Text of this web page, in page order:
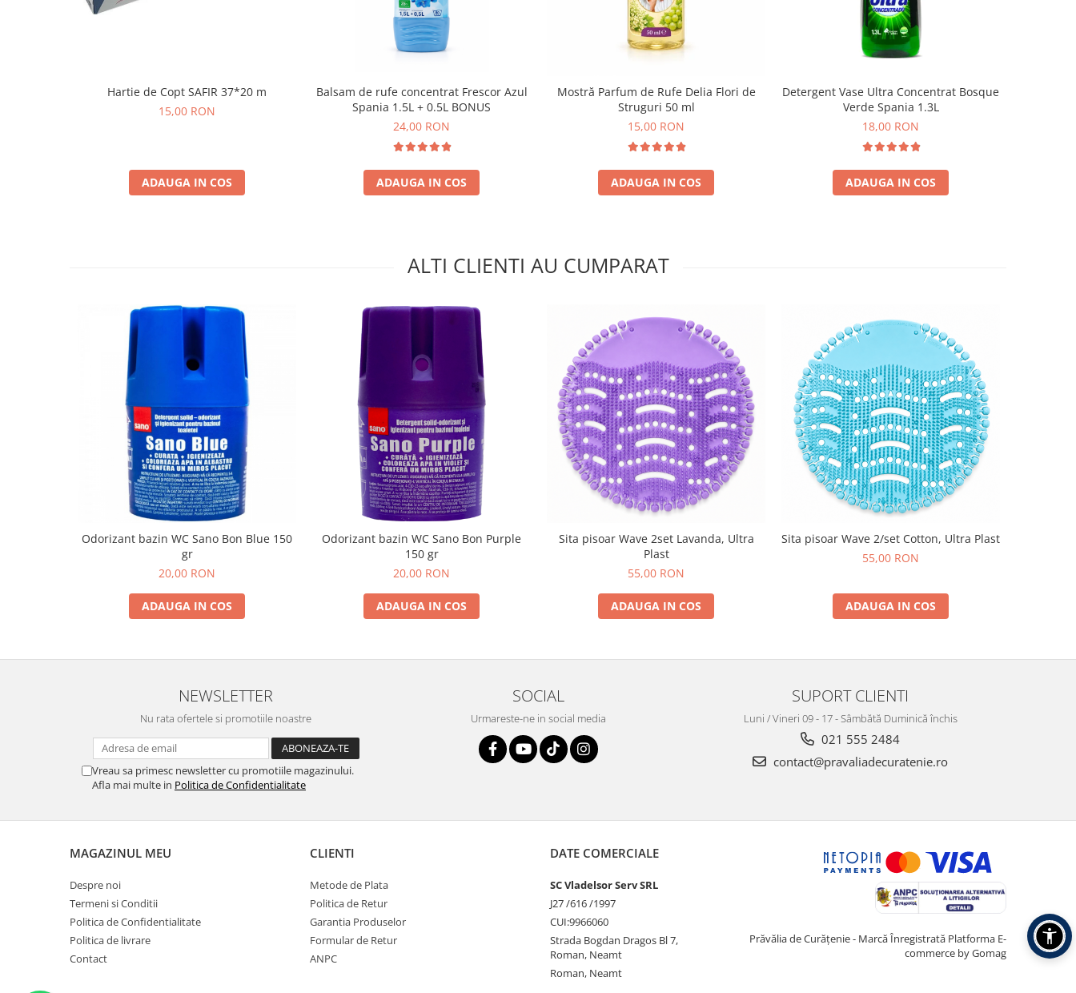
Hartie de Copt SAFIR 37*20 m
15,00 RON
ADAUGA IN COS
Balsam de rufe concentrat Frescor Azul
Spania 1.5L + 0.5L BONUS
24,00 RON
ADAUGA IN COS
Mostră Parfum de Rufe Delia Flori de
Struguri 50 ml
15,00 RON
ADAUGA IN COS
Detergent Vase Ultra Concentrat Bosque
Verde Spania 1.3L
18,00 RON
ADAUGA IN COS
ALTI CLIENTI AU CUMPARAT
Odorizant bazin WC Sano Bon Blue 150
gr
20,00 RON
ADAUGA IN COS
Odorizant bazin WC Sano Bon Purple
150 gr
20,00 RON
ADAUGA IN COS
Sita pisoar Wave 2set Lavanda, Ultra
Plast
55,00 RON
ADAUGA IN COS
Sita pisoar Wave 2/set Cotton, Ultra Plast
55,00 RON
ADAUGA IN COS
NEWSLETTER
Nu rata ofertele si promotiile noastre
Vreau sa primesc newsletter cu promotiile magazinului.
Afla mai multe in Politica de Confidentialitate
SOCIAL
Urmareste-ne in social media
SUPORT CLIENTI
Luni / Vineri 09 - 17 - Sâmbătă Duminică închis
021 555 2484
contact@pravaliadecuratenie.ro
MAGAZINUL MEU
Despre noi
Termeni si Conditii
Politica de Confidentialitate
Politica de livrare
Contact
CLIENTI
Metode de Plata
Politica de Retur
Garantia Produselor
Formular de Retur
ANPC
DATE COMERCIALE
SC Vladelsor Serv SRL
J27 /616 /1997
CUI:9966060
Strada Bogdan Dragos Bl 7,
Roman, Neamt
Roman, Neamt
Prăvălia de Curățenie - Marcă Înregistrată Platforma E-
commerce by Gomag